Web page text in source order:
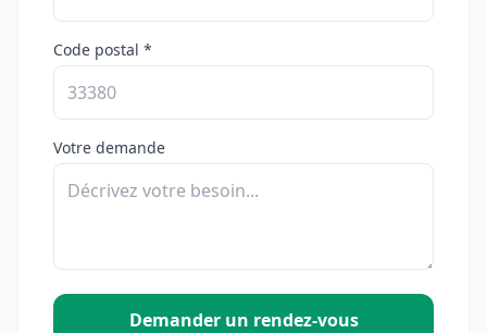
Code postal *
Votre demande
Demander un rendez-vous